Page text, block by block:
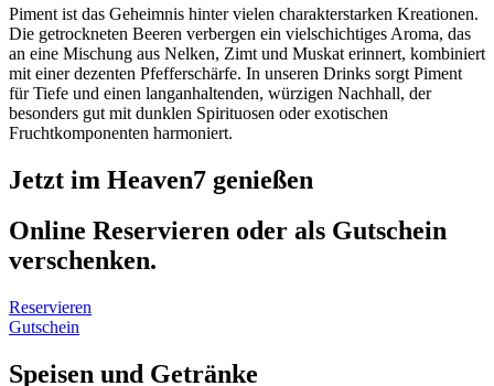
Piment ist das Geheimnis hinter vielen charakterstarken Kreationen.
Die getrockneten Beeren verbergen ein vielschichtiges Aroma, das
an eine Mischung aus Nelken, Zimt und Muskat erinnert, kombiniert
mit einer dezenten Pfefferschärfe. In unseren Drinks sorgt Piment
für Tiefe und einen langanhaltenden, würzigen Nachhall, der
besonders gut mit dunklen Spirituosen oder exotischen
Fruchtkomponenten harmoniert.
Jetzt im Heaven7 genießen
Online Reservieren oder als Gutschein
verschenken.
Reservieren
Gutschein
Speisen und Getränke